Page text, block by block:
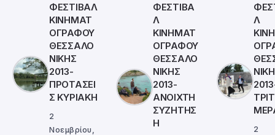
ΦΕΣΤΙΒΑΛ
ΚΙΝΗΜΑΤ
ΟΓΡΑΦΟΥ
ΘΕΣΣΑΛΟ
ΝΙΚΗΣ
2013-
ΠΡΟΤΑΣΕΙ
Σ ΚΥΡΙΑΚΗ
2
Νοεμβρίου,
ΦΕΣΤΙΒΑ
Λ
ΚΙΝΗΜΑΤ
ΟΓΡΑΦΟΥ
ΘΕΣΣΑΛΟ
ΝΙΚΗΣ
2013-
ΑΝΟΙΧΤΗ
ΣΥΖΗΤΗΣ
Η
Λ
2